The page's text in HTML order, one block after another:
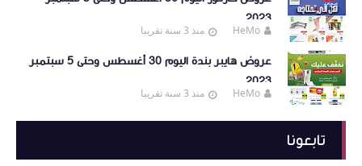
2023
HeMo منذ 3 سنة تقريبا
عروض هايبر بندة اليوم 30 أغسطس وحتى 5 سبتمبر
2023
HeMo منذ 3 سنة تقريبا
تابعونا